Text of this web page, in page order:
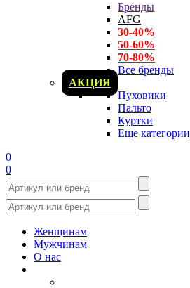
Бренды
AFG
30-40%
50-60%
70-80%
Все бренды
АКЦИЯ
Пуховики
Пальто
Куртки
Еще категории
0
0
Женщинам
Мужчинам
О нас